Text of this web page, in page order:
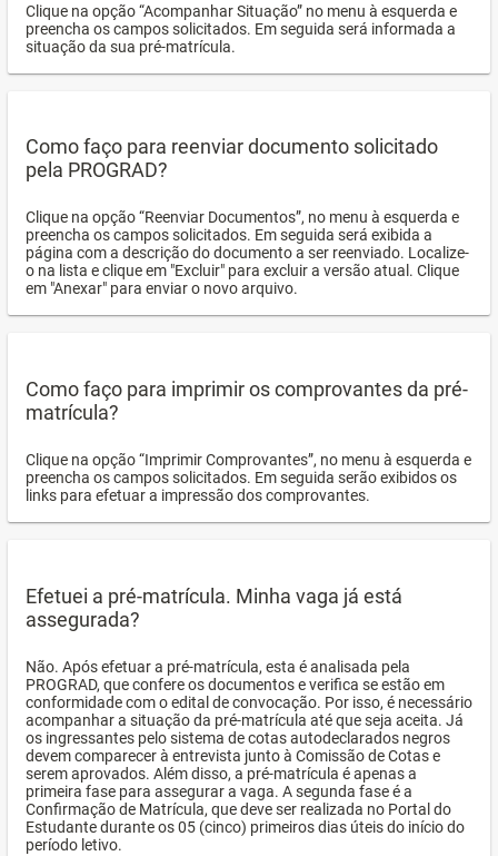
Clique na opção “Acompanhar Situação” no menu à esquerda e
preencha os campos solicitados. Em seguida será informada a
situação da sua pré-matrícula.
Como faço para reenviar documento solicitado
pela PROGRAD?
Clique na opção “Reenviar Documentos”, no menu à esquerda e
preencha os campos solicitados. Em seguida será exibida a
página com a descrição do documento a ser reenviado. Localize-
o na lista e clique em "Excluir" para excluir a versão atual. Clique
em "Anexar" para enviar o novo arquivo.
Como faço para imprimir os comprovantes da pré-
matrícula?
Clique na opção “Imprimir Comprovantes”, no menu à esquerda e
preencha os campos solicitados. Em seguida serão exibidos os
links para efetuar a impressão dos comprovantes.
Efetuei a pré-matrícula. Minha vaga já está
assegurada?
Não. Após efetuar a pré-matrícula, esta é analisada pela
PROGRAD, que confere os documentos e verifica se estão em
conformidade com o edital de convocação. Por isso, é necessário
acompanhar a situação da pré-matrícula até que seja aceita. Já
os ingressantes pelo sistema de cotas autodeclarados negros
devem comparecer à entrevista junto à Comissão de Cotas e
serem aprovados. Além disso, a pré-matrícula é apenas a
primeira fase para assegurar a vaga. A segunda fase é a
Confirmação de Matrícula, que deve ser realizada no Portal do
Estudante durante os 05 (cinco) primeiros dias úteis do início do
período letivo.